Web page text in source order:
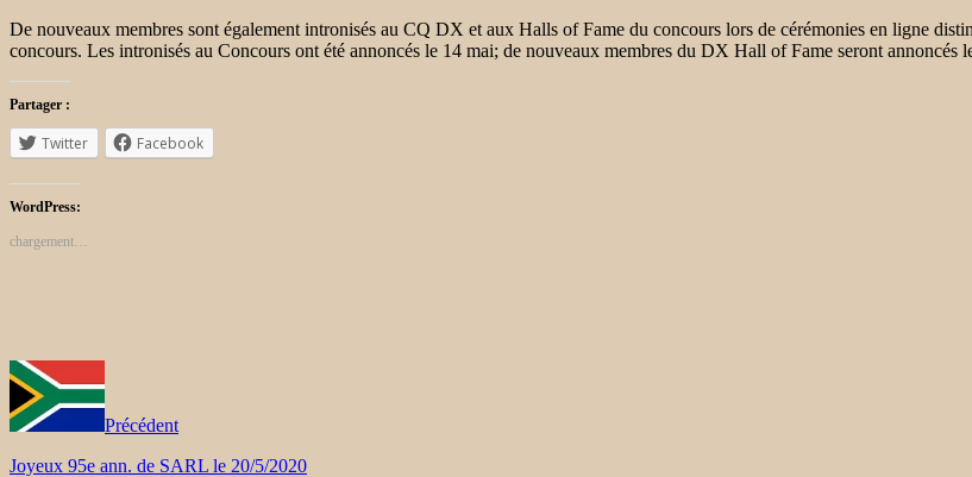
De nouveaux membres sont également intronisés au CQ DX et aux Halls of Fame du concours lors de cérémonies en ligne
concours. Les intronisés au Concours ont été annoncés le 14 mai; de nouveaux membres du DX Hall of Fame seront annoncés
Partager :
Twitter Facebook
WordPress:
chargement…
Précédent
Joyeux 95e ann. de SARL le 20/5/2020